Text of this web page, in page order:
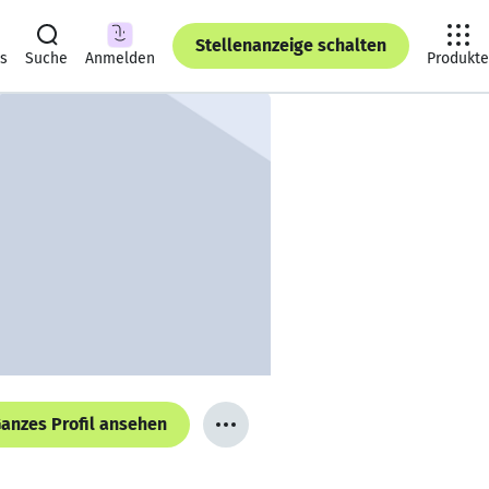
Suche Anmelden
Stellenanzeige schalten
Produkte
Profil ansehen